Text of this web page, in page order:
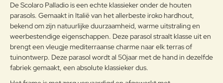
Om het product lange tijd in
uitstekende staat te houden, raden
we aan om het correct en
regelmatig te reinigen. Verricht de
reiniging vaker op plaatsen die
door een grote vochtigheid of een
zeeklimaat worden gekenmerkt.
Het wordt aanbevolen om de
Note:HTML-code wordt niet vertaald!
Waardering:
Waarderin
g:
Slecht
Verder
De Scolaro Palladio is een echte klassieker onder de houten
parasols. Gemaakt in Italië van het allerbeste iroko hardhout,
bekend om zijn natuurlijke duurzaamheid, warme uitstraling en
weerbestendige eigenschappen. Deze parasol straalt klasse uit en
brengt een vleugje mediterraanse charme naar elk terras of
tuinontwerp. Deze parasol wordt al 50jaar met de hand in dezelfde
fabriek gemaakt, een absolute klassieker dus.